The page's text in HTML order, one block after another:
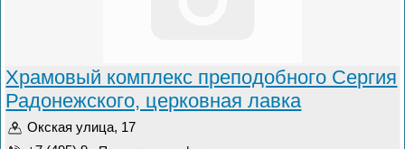
Храмовый комплекс преподобного Сергия
Радонежского, церковная лавка
Окская улица, 17